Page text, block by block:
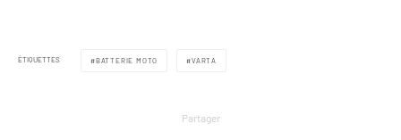
ÉTIQUETTES BATTERIE MOTO VARTA
Partager